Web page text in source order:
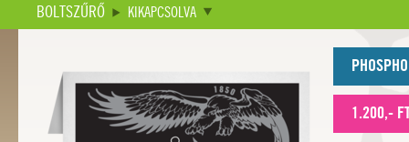
BOLTSZŰRŐ
KIKAPCSOLVA
1.200,-